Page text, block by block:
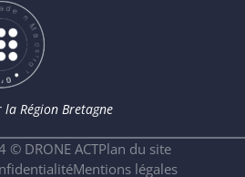
la Région Bretagne
© DRONE ACTPlan du site
Mentions légales